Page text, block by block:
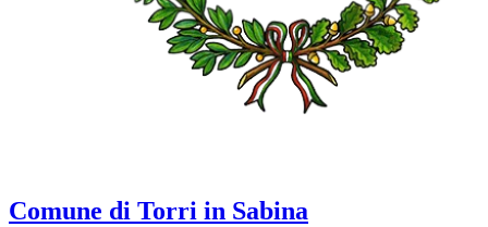
Comune di Torri in Sabina